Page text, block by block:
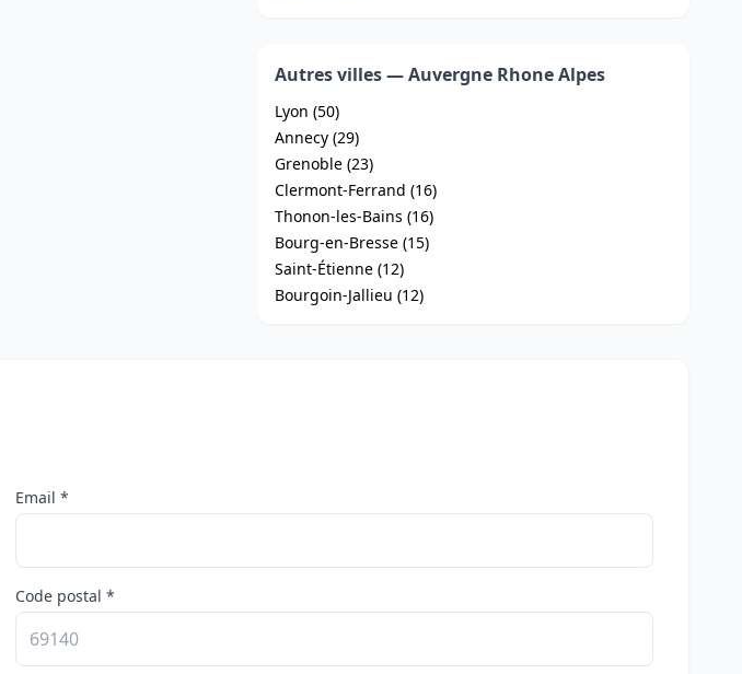
Autres villes — Auvergne Rhone Alpes
Lyon (50)
Annecy (29)
Grenoble (23)
Clermont-Ferrand (16)
Thonon-les-Bains (16)
Bourg-en-Bresse (15)
Saint-Étienne (12)
Bourgoin-Jallieu (12)
Email *
Code postal *